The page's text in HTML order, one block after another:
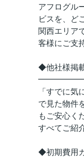
アフログル
ビスを、ど
関西エリア
客様にご支
◆他社様掲
「すでに気
で見た物件
もご安心く
すべてご紹
◆初期費用